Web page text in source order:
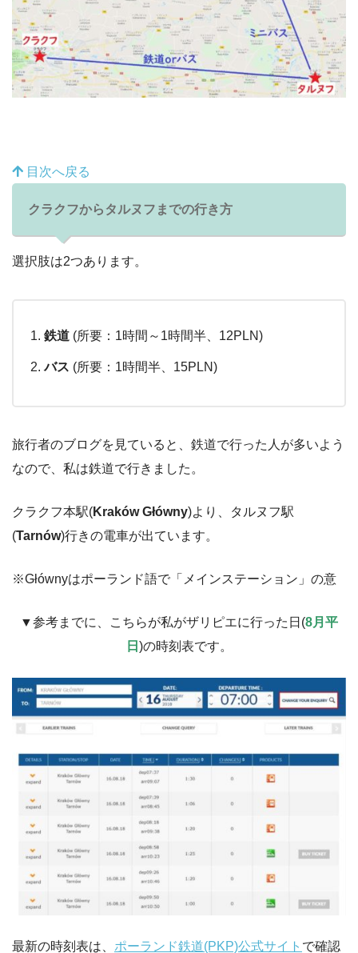
目次へ戻る
クラクフからタルヌフまでの行き方
選択肢は2つあります。
鉄道 (所要：1時間～1時間半、12PLN)
バス (所要：1時間半、15PLN)
旅行者のブログを見ていると、鉄道で行った人が多いよう
なので、私は鉄道で行きました。
クラクフ本駅(Kraków Główny)より、タルヌフ駅
(Tarnów)行きの電車が出ています。
※Głównyはポーランド語で「メインステーション」の意
▼参考までに、こちらが私がザリピエに行った日(8月平
日 )の時刻表です。
最新の時刻表は、 ポーランド鉄道(PKP)公式サイト で確認